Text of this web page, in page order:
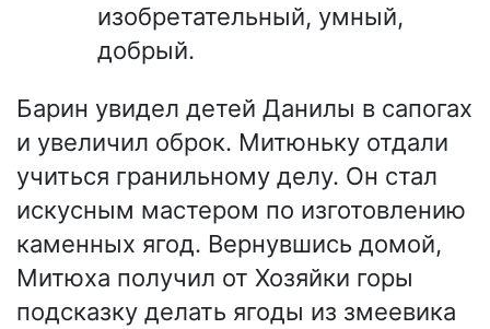
изобретательный, умный,
добрый.
Барин увидел детей Данилы в сапогах
и увеличил оброк. Митюньку отдали
учиться гранильному делу. Он стал
искусным мастером по изготовлению
каменных ягод. Вернувшись домой,
Митюха получил от Хозяйки горы
подсказку делать ягоды из змеевика